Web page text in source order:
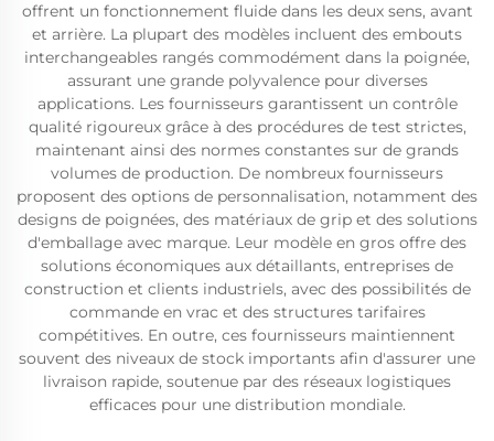
offrent un fonctionnement fluide dans les deux sens, avant
et arrière. La plupart des modèles incluent des embouts
interchangeables rangés commodément dans la poignée,
assurant une grande polyvalence pour diverses
applications. Les fournisseurs garantissent un contrôle
qualité rigoureux grâce à des procédures de test strictes,
maintenant ainsi des normes constantes sur de grands
volumes de production. De nombreux fournisseurs
proposent des options de personnalisation, notamment des
designs de poignées, des matériaux de grip et des solutions
d'emballage avec marque. Leur modèle en gros offre des
solutions économiques aux détaillants, entreprises de
construction et clients industriels, avec des possibilités de
commande en vrac et des structures tarifaires
compétitives. En outre, ces fournisseurs maintiennent
souvent des niveaux de stock importants afin d'assurer une
livraison rapide, soutenue par des réseaux logistiques
efficaces pour une distribution mondiale.